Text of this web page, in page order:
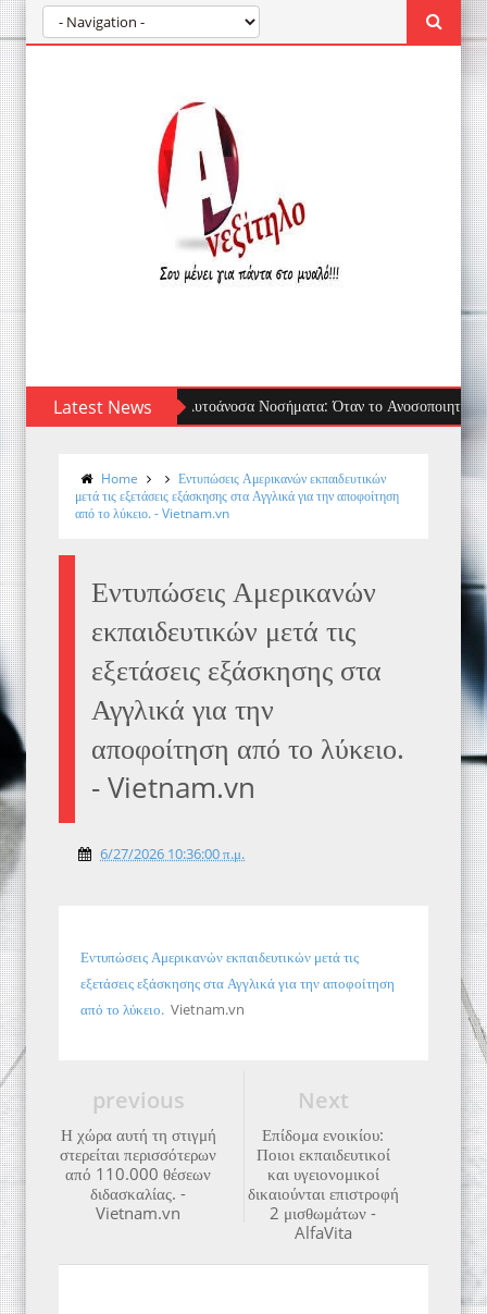
Latest News Τσίμπημα μέδουσας: πρώτες βοήθειες, τι
Home
Εντυπώσεις Αμερικανών εκπαιδευτικών
μετά τις εξετάσεις εξάσκησης στα Αγγλικά για την αποφοίτηση
από το λύκειο. - Vietnam.vn
Εντυπώσεις Αμερικανών
εκπαιδευτικών μετά τις
εξετάσεις εξάσκησης στα
Αγγλικά για την
αποφοίτηση από το λύκειο.
- Vietnam.vn
6/27/2026 10:36:00 π.μ.
Εντυπώσεις Αμερικανών εκπαιδευτικών μετά τις
εξετάσεις εξάσκησης στα Αγγλικά για την αποφοίτηση
από το λύκειο. Vietnam.vn
Next
Επίδομα ενοικίου:
Ποιοι εκπαιδευτικοί
και υγειονομικοί
δικαιούνται επιστροφή
2 μισθωμάτων -
AlfaVita
previous
Η χώρα αυτή τη στιγμή
στερείται περισσότερων
από 110.000 θέσεων
διδασκαλίας. -
Vietnam.vn